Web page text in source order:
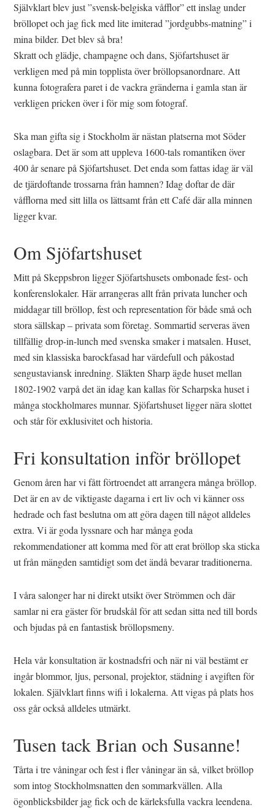
Självklart blev just ”svensk-belgiska våfflor” ett inslag under
bröllopet och jag fick med lite imiterad ”jordgubbs-matning” i
mina bilder. Det blev så bra!
Skratt och glädje, champagne och dans, Sjöfartshuset är
verkligen med på min topplista över bröllopsanordnare. Att
kunna fotografera paret i de vackra gränderna i gamla stan är
verkligen pricken över i för mig som fotograf.
Ska man gifta sig i Stockholm är nästan platserna mot Söder
oslagbara. Det är som att uppleva 1600-tals romantiken över
400 år senare på Sjöfartshuset. Det enda som fattas idag är väl
de tjärdoftande trossarna från hamnen? Idag doftar de där
våfflorna med sitt lilla os lättsamt från ett Café där alla minnen
ligger kvar.
Om Sjöfartshuset
Mitt på Skeppsbron ligger Sjöfartshusets ombonade fest- och
konferenslokaler. Här arrangeras allt från privata luncher och
middagar till bröllop, fest och representation för både små och
stora sällskap – privata som företag. Sommartid serveras även
tillfällig drop-in-lunch med svenska smaker i matsalen. Huset,
med sin klassiska barockfasad har värdefull och påkostad
sengustaviansk inredning. Släkten Sharp ägde huset mellan
1802-1902 varpå det än idag kan kallas för Scharpska huset i
många stockholmares munnar. Sjöfartshuset ligger nära slottet
och står för exklusivitet och historia.
Fri konsultation inför bröllopet
Genom åren har vi fått förtroendet att arrangera många bröllop.
Det är en av de viktigaste dagarna i ert liv och vi känner oss
hedrade och fast beslutna om att göra dagen till något alldeles
extra. Vi är goda lyssnare och har många goda
rekommendationer att komma med för att erat bröllop ska sticka
ut från mängden samtidigt som det ändå bevarar traditionerna.
I våra salonger har ni direkt utsikt över Strömmen och där
samlar ni era gäster för brudskål för att sedan sitta ned till bords
och bjudas på en fantastisk bröllopsmeny.
Hela vår konsultation är kostnadsfri och när ni väl bestämt er
ingår blommor, ljus, personal, projektor, städning i avgiften för
lokalen. Självklart finns wifi i lokalerna. Att vigas på plats hos
oss går också alldeles utmärkt.
Tusen tack Brian och Susanne!
Tårta i tre våningar och fest i fler våningar än så, vilket bröllop
som intog Stockholmsnatten den sommarkvällen. Alla
ögonblicksbilder jag fick och de kärleksfulla vackra leendena.